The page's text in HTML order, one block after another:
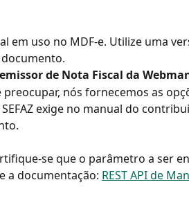
em uso no MDF-e. Utilize uma
documento.
de Nota Fiscal da
nós fornecemos as
exige no manual do
se que o parâmetro a ser
a documentação: REST API de